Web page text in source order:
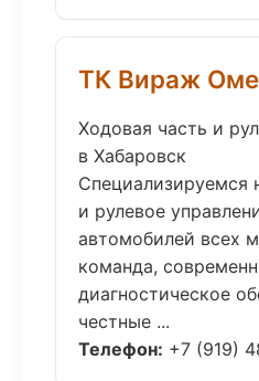
ТК Вираж
Ходовая часть и
в Хабаровск
Специализируемся
и рулевое
автомобилей всех
команда,
диагностическое
честные ...
Телефон: +7 (919)